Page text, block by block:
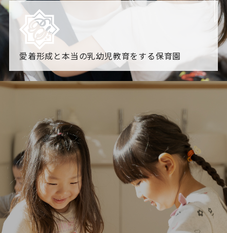
愛着形成と本当の乳幼児教育をする保育園
園からのお知らせ
「すくすく子育て」でリトルスター保育園が紹介されま
各園のブログ
2026.08.06 赤しそジュース作り～にじ組～2026.08.0
5 【そら組】誕生会
一覧を見る